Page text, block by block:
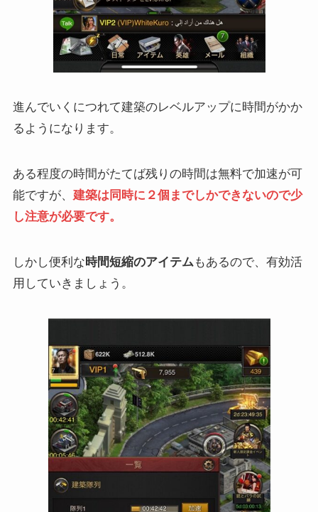
進んでいくにつれて建築のレベルアップに時間がかか
るようになります。
ある程度の時間がたてば残りの時間は無料で加速が可
能ですが、 建築は同時に２個までしかできないので少
し注意が必要です。
しかし便利な 時間短縮のアイテム もあるので、有効活
用していきましょう。